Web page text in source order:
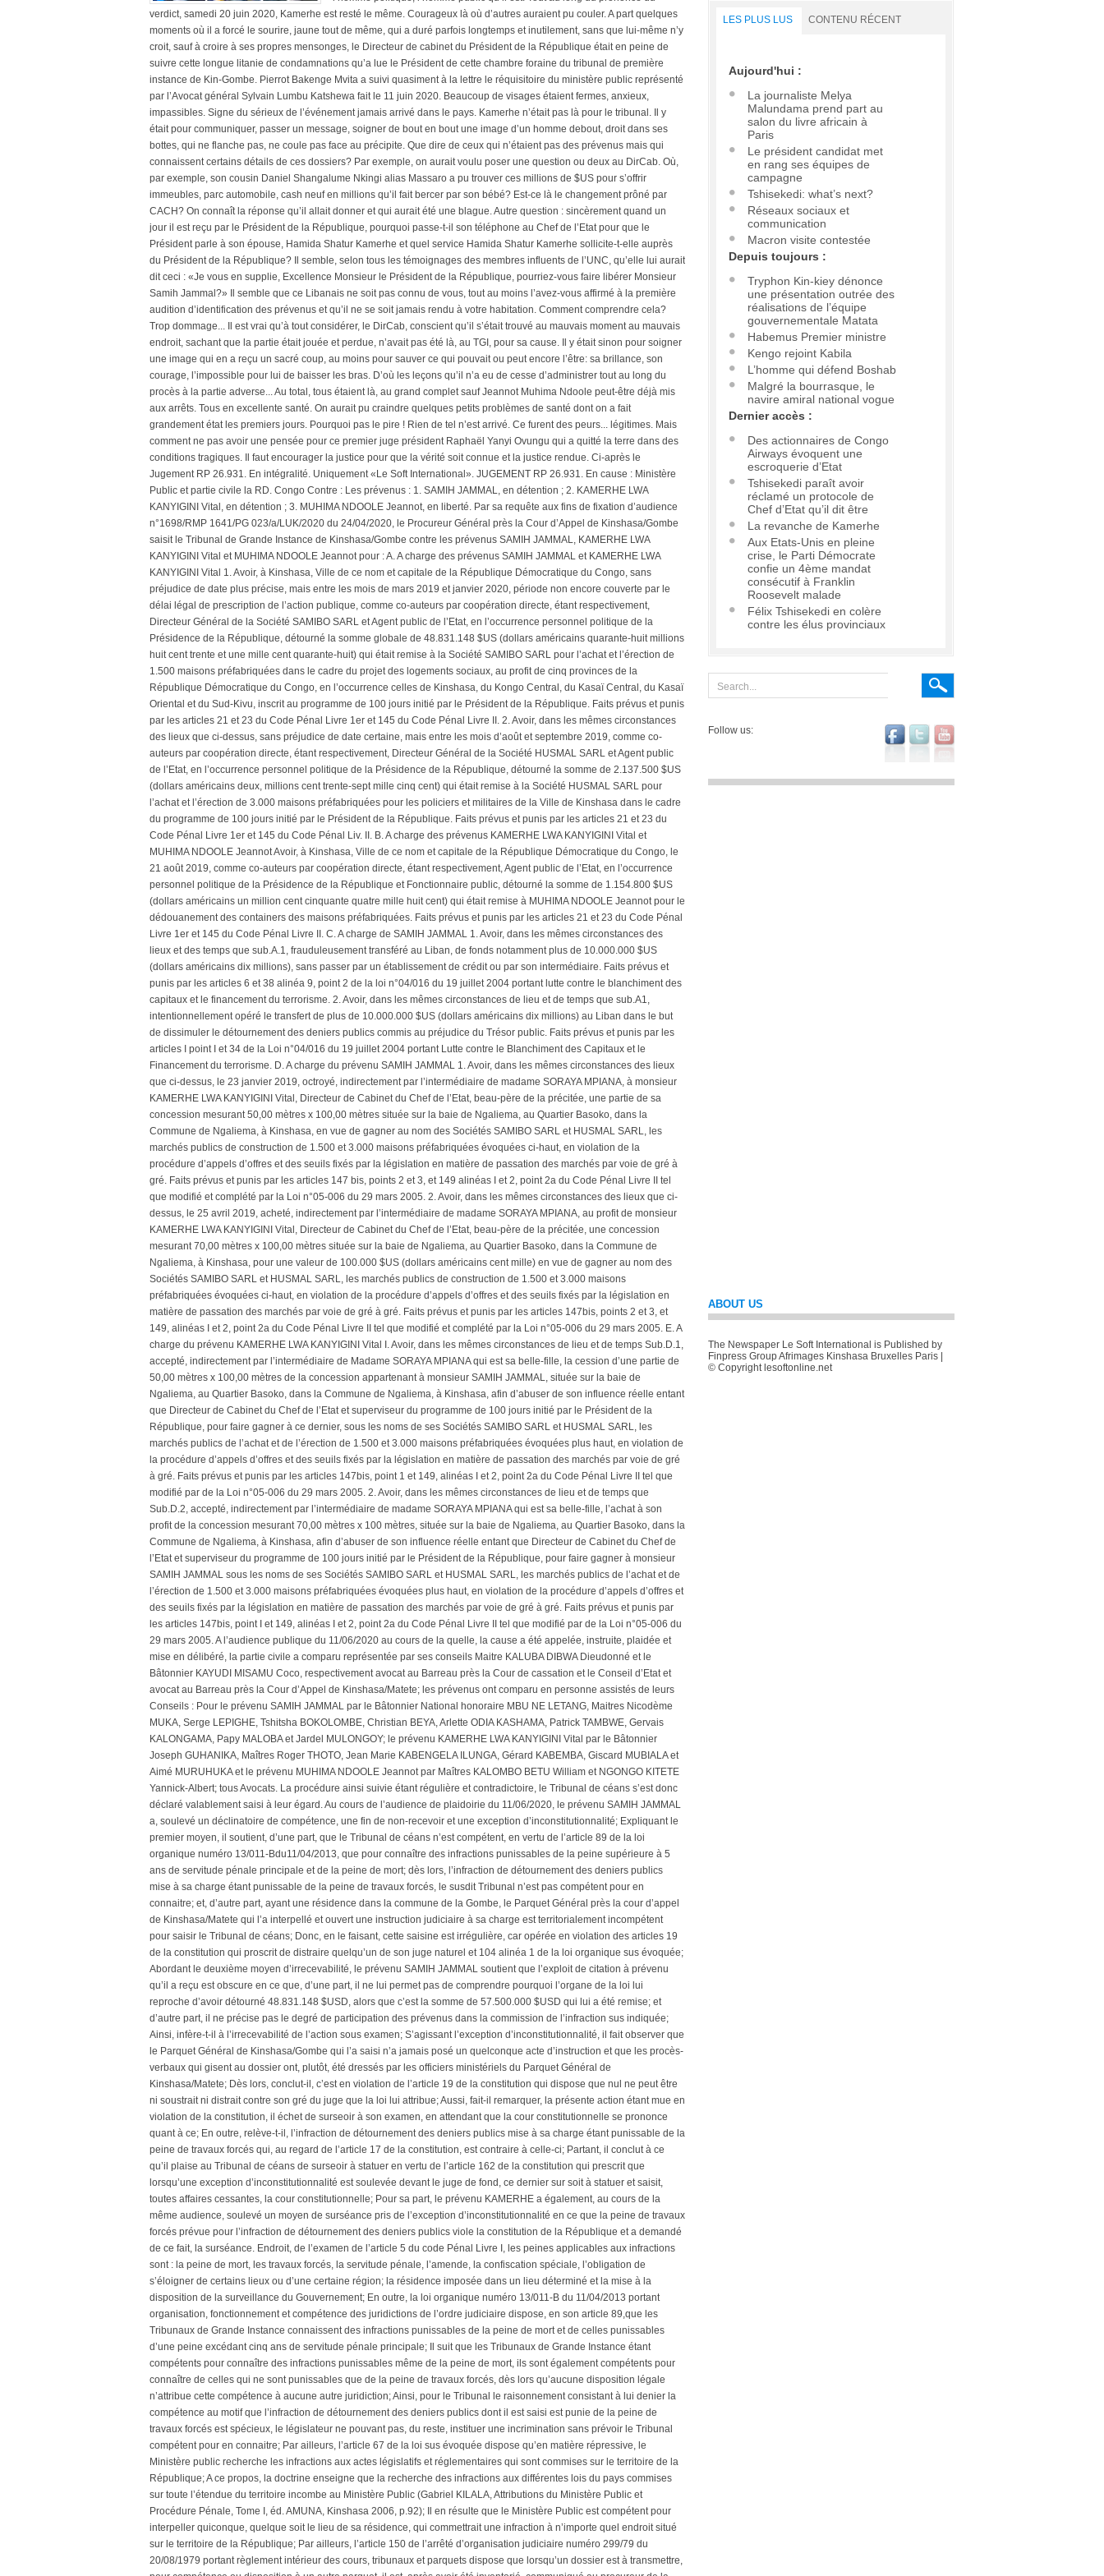
LES PLUS LUS CONTENU RÉCENT
Aujourd'hui :
La journaliste Melya
Malundama prend part au
salon du livre africain à
Paris
Le président candidat met
en rang ses équipes de
campagne
Tshisekedi: what’s next?
Réseaux sociaux et
communication
Macron visite contestée
Depuis toujours :
Tryphon Kin-kiey dénonce
une présentation outrée des
réalisations de l’équipe
gouvernementale Matata
Habemus Premier ministre
Kengo rejoint Kabila
L’homme qui défend Boshab
Malgré la bourrasque, le
navire amiral national vogue
Dernier accès :
Des actionnaires de Congo
Airways évoquent une
escroquerie d’Etat
Tshisekedi paraît avoir
réclamé un protocole de
Chef d’Etat qu’il dit être
La revanche de Kamerhe
Aux Etats-Unis en pleine
crise, le Parti Démocrate
confie un 4ème mandat
consécutif à Franklin
Roosevelt malade
Félix Tshisekedi en colère
contre les élus provinciaux
Follow us:
ABOUT US
The Newspaper Le Soft International is Published by
Finpress Group Afrimages Kinshasa Bruxelles Paris |
© Copyright lesoftonline.net